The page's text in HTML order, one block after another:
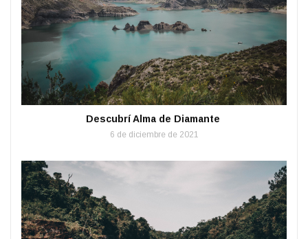
Descubrí Alma de Diamante
6 de diciembre de 2021